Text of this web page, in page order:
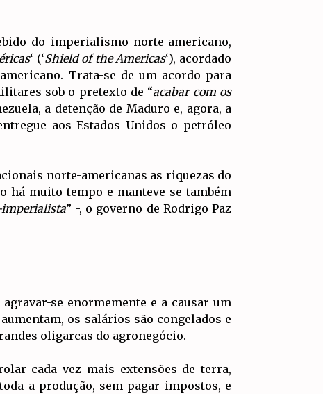
do imperialismo norte-americano,
‘ (‘Shield of the Americas‘), acordado
Trata-se de um acordo para
sob o pretexto de “acabar com os
a detenção de Maduro e, agora, a
aos Estados Unidos o petróleo
norte-americanas as riquezas do
há muito tempo e manteve-se também
” -, o governo de Rodrigo Paz
se enormemente e a causar um
os salários são congelados e
oligarcas do agronegócio.
cada vez mais extensões de terra,
a produção, sem pagar impostos, e